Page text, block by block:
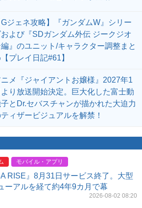
Gジェネ攻略】『ガンダムW』シリー
および『SDガンダム外伝 ジークジオ
編』のユニット/キャラクター調整まと
プレイ日記#61】
ニメ『ジャイアントお嬢様』2027年1
より放送開始決定。巨大化した富士動
とDr.セバスチャンが描かれた大迫力
ィザービジュアルを解禁！
モバイル・アプリ
RISE』8月31日サービス終了。大型
ーアルを経て約4年9カ月で幕
2026-08-02 08:20